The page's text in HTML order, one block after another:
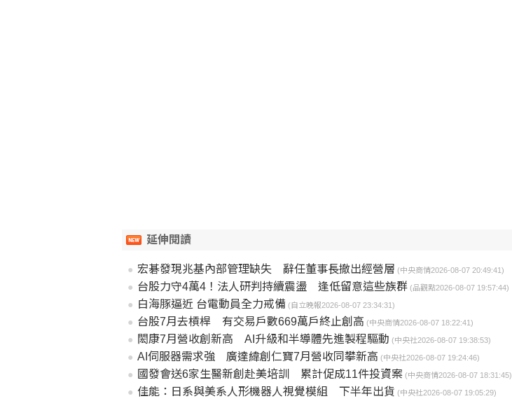
延伸閱讀
宏碁發現兆基內部管理缺失 辭任董事長撤出經營層 (中央商情2026-08-07 20:49:41)
台股力守4萬4！法人研判持續震盪 逢低留意這些族群 (品觀點2026-08-07 19:57:44)
白海豚逼近 台電動員全力戒備 (自立晚報2026-08-07 23:34:31)
台股7月去槓桿 有交易戶數669萬戶終止創高 (中央商情2026-08-07 18:22:41)
閎康7月營收創新高 AI升級和半導體先進製程驅動 (中央社2026-08-07 19:38:53)
AI伺服器需求強 廣達緯創仁寶7月營收同攀新高 (中央社2026-08-07 19:24:46)
國發會送6家生醫新創赴美培訓 累計促成11件投資案 (中央商情2026-08-07 18:31:45)
佳能：日系與美系人形機器人視覺模組 下半年出貨 (中央社2026-08-07 19:05:29)